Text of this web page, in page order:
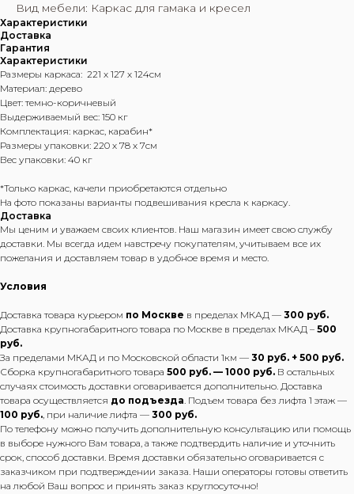
Вид мебели: Каркас для гамака и кресел
Характеристики
Доставка
Гарантия
Характеристики
Размеры каркаса: 221 х 127 х 124см
Материал: дерево
Цвет: темно-коричневый
Выдерживаемый вес: 150 кг
Комплектация: каркас, карабин*
Размеры упаковки: 220 х 78 х 7см
Вес упаковки: 40 кг
*Только каркас, качели приобретаются отдельно
На фото показаны варианты подвешивания кресла к каркасу.
Доставка
Мы ценим и уважаем своих клиентов. Наш магазин имеет свою службу
доставки. Мы всегда идем навстречу покупателям, учитываем все их
пожелания и доставляем товар в удобное время и место.
Условия
Доставка товара курьером по Москве в пределах МКАД — 300 руб.
Доставка крупногабаритного товара по Москве в пределах МКАД – 500
руб.
За пределами МКАД и по Московской области 1км — 30 руб. + 500 руб.
Сборка крупногабаритного товара 500 руб. — 1000 руб. В остальных
случаях стоимость доставки оговаривается дополнительно. Доставка
товара осуществляется до подъезда. Подъем товара без лифта 1 этаж —
100 руб., при наличие лифта — 300 руб.
По телефону можно получить дополнительную консультацию или помощь
в выборе нужного Вам товара, а также подтвердить наличие и уточнить
срок, способ доставки. Время доставки обязательно оговаривается с
заказчиком при подтверждении заказа. Наши операторы готовы ответить
на любой Ваш вопрос и принять заказ круглосуточно!